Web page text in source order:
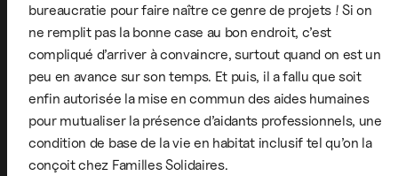
bureaucratie pour faire naître ce genre de projets ! Si on
ne remplit pas la bonne case au bon endroit, c’est
compliqué d’arriver à convaincre, surtout quand on est un
peu en avance sur son temps. Et puis, il a fallu que soit
enfin autorisée la mise en commun des aides humaines
pour mutualiser la présence d’aidants professionnels, une
condition de base de la vie en habitat inclusif tel qu’on la
conçoit chez Familles Solidaires.